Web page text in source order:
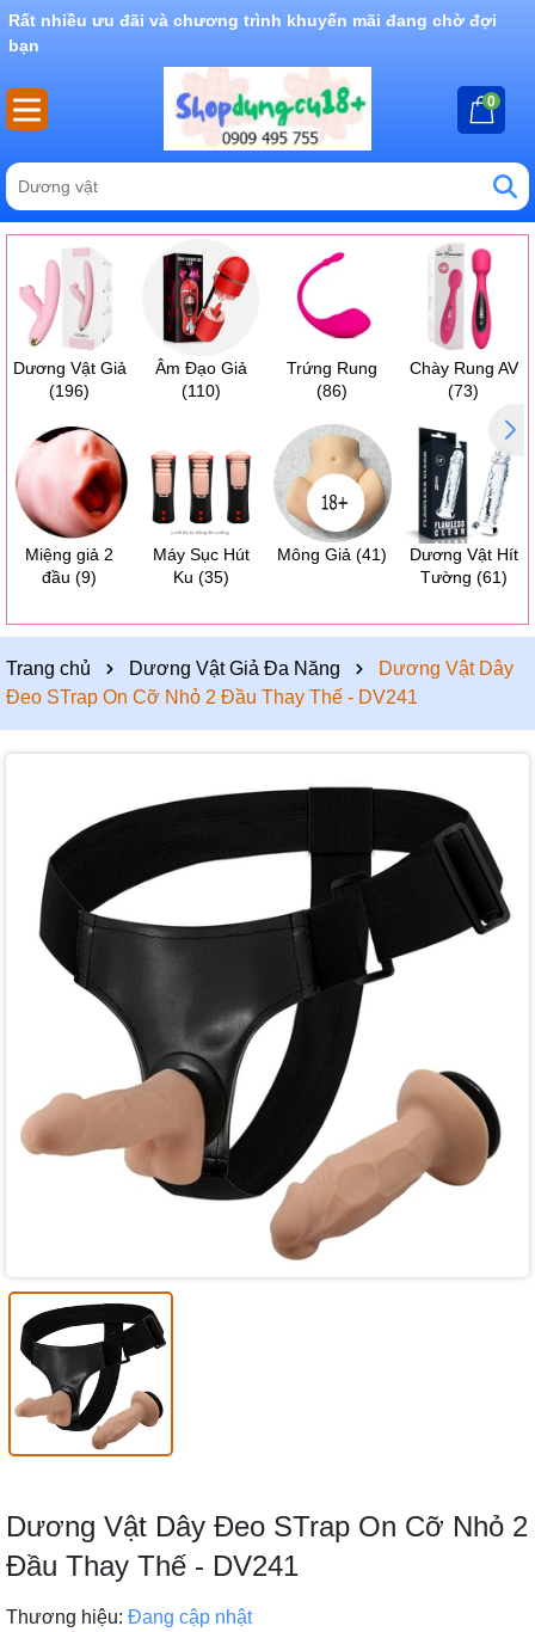
Rất nhiều ưu đãi và chương trình khuyến mãi đang chờ đợi
bạn
0
Dương Vật Giả
(196)
Âm Đạo Giả
(110)
Trứng Rung
(86)
Chày Rung AV
(73)
Miệng giả 2
đầu (9)
Máy Sục Hút
Ku (35)
Mông Giả (41)
Dương Vật Hít
Tường (61)
Trang chủ Dương Vật Giả Đa Năng
Dương Vật Dây
Đeo STrap On Cỡ Nhỏ 2 Đầu Thay Thế - DV241
Dương Vật Dây Đeo STrap On Cỡ Nhỏ 2
Đầu Thay Thế - DV241
Thương hiệu: Đang cập nhật